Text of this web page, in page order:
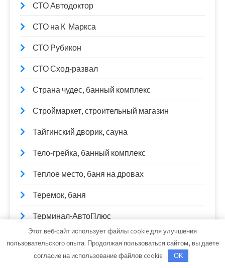
СТО Автодоктор
СТО на К. Маркса
СТО Рубикон
СТО Сход-развал
Страна чудес, банный комплекс
Строймаркет, строительный магазин
Тайгинский дворик, сауна
Тело-грейка, банный комплекс
Теплое место, баня на дровах
Теремок, баня
Терминал-АвтоПлюс
Техосмотр в Липецке
Этот веб-сайт использует файлы cookie для улучшения
пользовательского опыта. Продолжая пользоваться сайтом, вы даете
согласие на использование файлов cookie.
OK